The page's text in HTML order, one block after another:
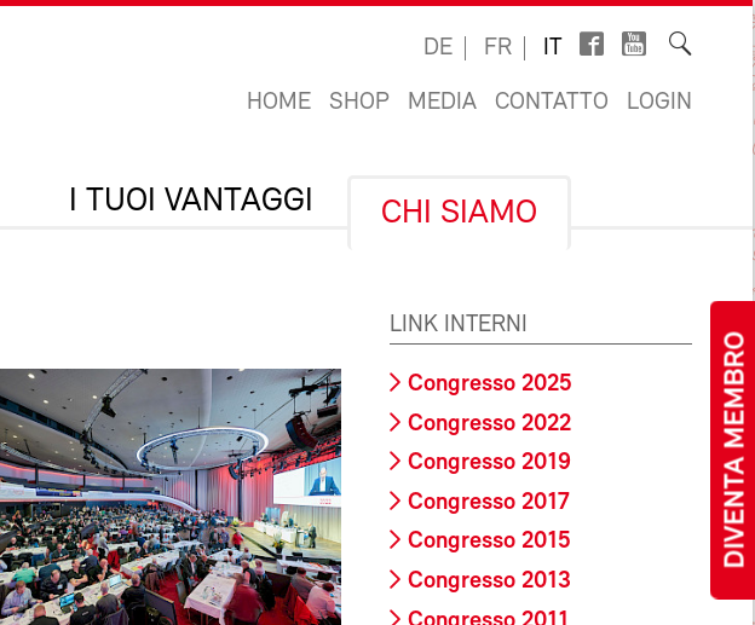
DIVENTA MEMBRO
DE FR IT
HOME SHOP MEDIA CONTATTO LOGIN
I TUOI VANTAGGI CHI SIAMO
LINK INTERNI
Congresso 2025
Congresso 2022
Congresso 2019
Congresso 2017
Congresso 2015
Congresso 2013